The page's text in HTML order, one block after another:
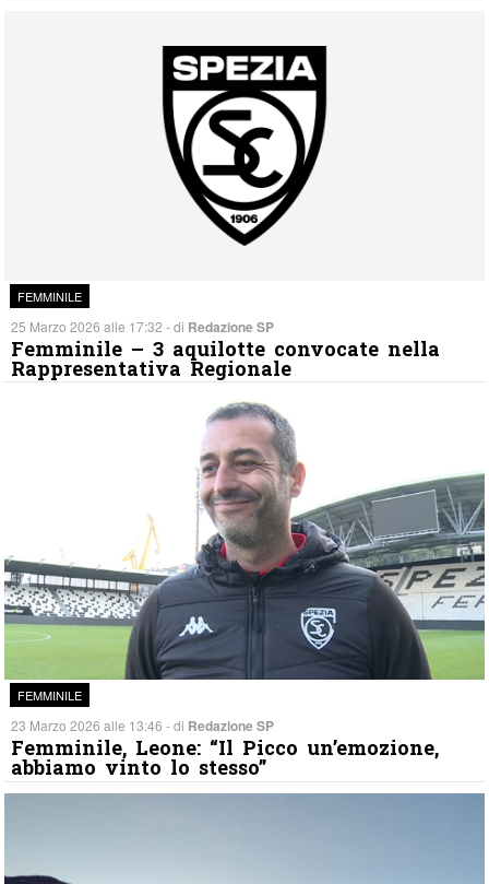
FEMMINILE
25 Marzo 2026 alle 17:32 - di Redazione SP
Femminile – 3 aquilotte convocate nella
Rappresentativa Regionale
FEMMINILE
23 Marzo 2026 alle 13:46 - di Redazione SP
Femminile, Leone: “Il Picco un’emozione,
abbiamo vinto lo stesso”